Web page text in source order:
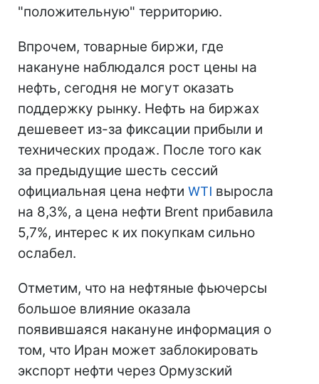
"положительную" территорию.
Впрочем, товарные биржи, где
накануне наблюдался рост цены на
нефть, сегодня не могут оказать
поддержку рынку. Нефть на биржах
дешевеет из-за фиксации прибыли и
технических продаж. После того как
за предыдущие шесть сессий
официальная цена нефти WTI выросла
на 8,3%, а цена нефти Brent прибавила
5,7%, интерес к их покупкам сильно
ослабел.
Отметим, что на нефтяные фьючерсы
большое влияние оказала
появившаяся накануне информация о
том, что Иран может заблокировать
экспорт нефти через Ормузский